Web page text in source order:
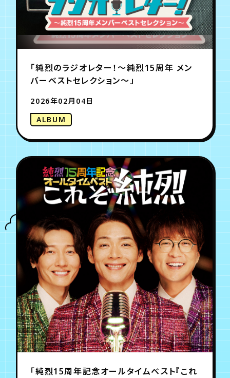
チケット
TICKET
お知らせ
FC NEWS
ムービー
MOVIE
月会員制ファンクラブ
会員登録 ログイン
「純烈のラジオレター！～純烈15周年 メン
バーベストセレクション～」
2026年02月04日
ALBUM
「純烈15周年記念オールタイムベスト『これ